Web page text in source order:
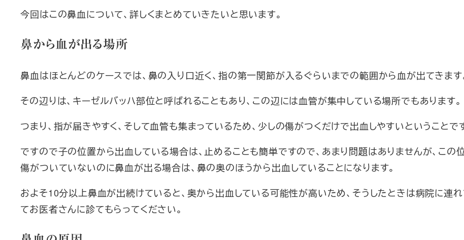
今回はこの鼻血について、詳しくまとめていきたいと思います。
鼻から血が出る場所
鼻血はほとんどのケースでは、鼻の入り口近く、指の第一関節が入るぐらいまでの範囲から血が出てきます
その辺りは、キーゼルバッハ部位と呼ばれることもあり、この辺には血管が集中している場所でもあります。
つまり、指が届きやすく、そして血管も集まっているため、少しの傷がつくだけで出血しやすいということで
ですので子の位置から出血している場合は、止めることも簡単ですので、あまり問題はありませんが、この
傷がついていないのに鼻血が出る場合は、鼻の奥のほうから出血していることになります。
およそ10分以上鼻血が出続けていると、奥から出血している可能性が高いため、そうしたときは病院に連れ
てお医者さんに診てもらってください。